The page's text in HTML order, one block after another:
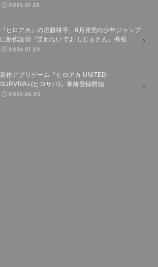
2026.07.30
『ヒロアカ』の堀越耕平、8月発売の少年ジャンプ
に新作読切『笑わないでよ しじまさん』掲載
2026.07.29
新作アプリゲーム『ヒロアカ UNITED
SURVIVAL(ヒロサバ)』事前登録開始
2026.06.25